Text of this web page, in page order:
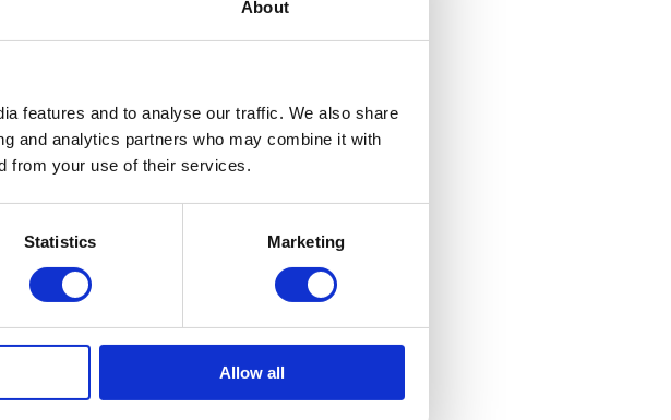
About
features and to analyse our traffic. We also share
and analytics partners who may combine it with
from your use of their services.
Statistics Marketing
Allow all